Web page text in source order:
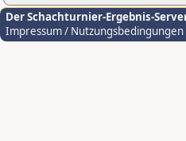
Der Schachturnier-Ergebnis-
Impressum / Nutzungsbedingungen